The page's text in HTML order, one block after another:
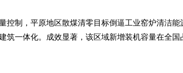
控制，平原地区散煤清零目标倒逼工业窑炉清洁能
筑一体化。成效显著，该区域新增装机容量在全国